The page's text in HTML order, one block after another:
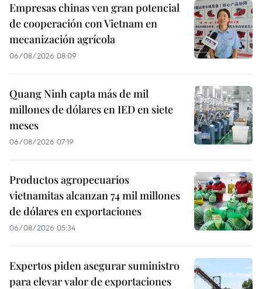
Empresas chinas ven gran potencial
de cooperación con Vietnam en
mecanización agrícola
06/08/2026 08:09
Quang Ninh capta más de mil
millones de dólares en IED en siete
meses
06/08/2026 07:19
Productos agropecuarios
vietnamitas alcanzan 74 mil millones
de dólares en exportaciones
06/08/2026 05:34
Expertos piden asegurar suministro
para elevar valor de exportaciones